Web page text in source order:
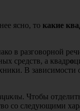
ясно, то какие
в разговорной
средств, а квадро
В зависимости
. Чтобы
со следующими